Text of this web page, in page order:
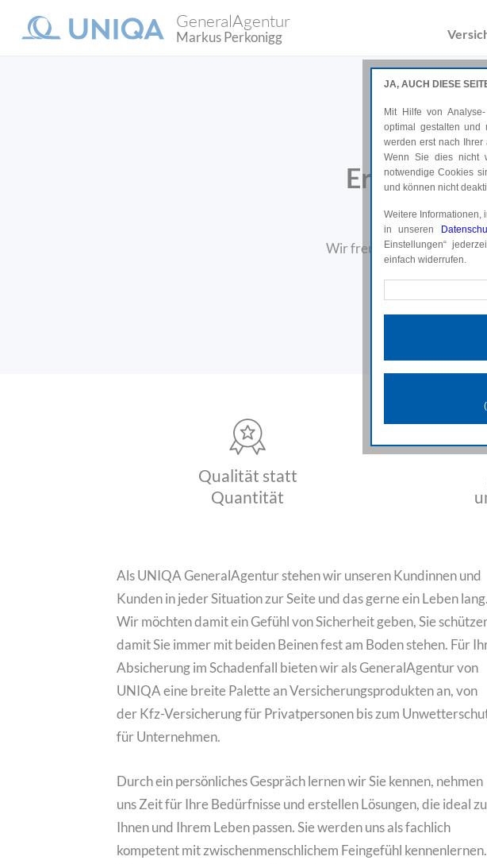
GeneralAgentur
Markus Perkonigg
Erfahren
lernen
Wir freuen uns auf Sie und
Qualität statt
Quantität
Als UNIQA GeneralAgentur stehen wir unseren Kundinnen und
Kunden in jeder Situation zur Seite und das gerne ein Leben lang.
Wir möchten damit ein Gefühl von Sicherheit geben, Sie
damit Sie immer mit beiden Beinen fest am Boden stehen. Für
Absicherung im Schadenfall bieten wir als GeneralAgentur von
UNIQA eine breite Palette an Versicherungsprodukten an, von
der Kfz-Versicherung für Privatpersonen bis zum
für Unternehmen.
Durch ein persönliches Gespräch lernen wir Sie kennen, nehmen
uns Zeit für Ihre Bedürfnisse und erstellen Lösungen, die ideal zu
Ihnen und Ihrem Leben passen. Sie werden uns als fachlich
kompetent mit zwischenmenschlichem Feingefühl kennenlernen.
JA, AUCH DIESE
Mit Hilfe von
optimal gestalten und
werden erst nach Ihrer
Wenn Sie dies nicht
notwendige Cookies
und können nicht
Weitere Informationen,
in unseren
Einstellungen“
einfach widerrufen.
Technische
Website-
der
unseren
auf anderen